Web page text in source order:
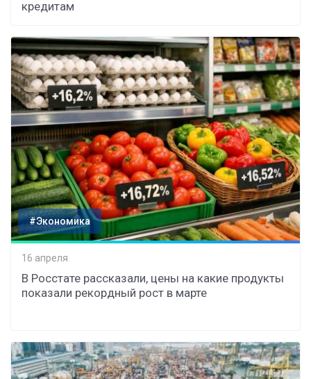
кредитам
#Экономика
16 апреля
В Росстате рассказали, цены на какие продукты
показали рекордный рост в марте